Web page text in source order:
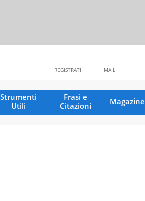
MAIL
REGISTRATI
Strumenti
Utili
Frasi e
Citazioni
Magazine